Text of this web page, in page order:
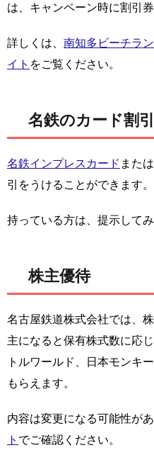
は、キャンペーン時に割引
詳しくは、 南知多ビーチラ
イト をご覧ください。
名鉄のカード割引
名鉄インプレスカード または
引をうけることができます。
持っている方は、提示してみ
株主優待
名古屋鉄道株式会社では、
主になると保有株式数に応
トルワールド、日本モンキ
もらえます。
内容は変更になる可能性があ
ト でご確認ください。